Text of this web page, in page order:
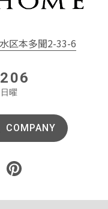
区本多聞2-33-6
曜
COMPANY